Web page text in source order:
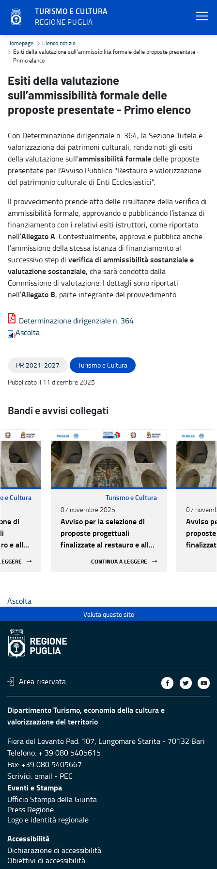
TURISMO E CULTURA
REGIONE PUGLIA
Esiti della valutazione sull’ammissibilità formale delle proposte
Homepage
Elenco notizie
Esiti della valutazione sull’ammissibilità formale delle proposte presentate -
Primo elenco
Esiti della valutazione
sull’ammissibilità formale delle
proposte presentate - Primo elenco
Con Determinazione dirigenziale n. 364, la Sezione Tutela e
valorizzazione dei patrimoni culturali, rende noti gli esiti
della valutazione sull’ammissibilità formaledelle proposte
presentate per l'Avviso Pubblico "Restauro e valorizzazione
del patrimonio culturale di Enti Ecclesiastici".
Il provvedimento prende atto delle risultanze della verifica di
ammissibilità formale, approvando e pubblicando l’istanza di
finanziamento con i relativi esiti istruttori, come riportato
nell’Allegato A. Contestualmente, approva e pubblica anche
l’ammissione della stessa istanza di finanziamento al
successivo step di verifica di ammissibilità sostanziale e
valutazione sostanziale, che sarà condotto dalla
Commissione di valutazione. I dettagli sono riportati
nell’Allegato B, parte integrante del provvedimento.
Determinazione dirigenziale n. 364
Ascolta
PR 2021-2027
Turismo e Cultura
Pubblicato il 11 dicembre 2025
Bandi e avvisi collegati
e Cultura
di
e alla
Turismo e Cultura
07 novembre 2025
Avviso per la selezione di
proposte progettuali
finalizzate al restauro e alla
CONTINUA A LEGGERE
07
Avviso
Ascolta
Valuta questo sito
Area riservata
Dipartimento Turismo, economia della cultura e
valorizzazione del territorio
Fiera del Levante Pad. 107, Lungomare Starita - 70132 Bari
Telefono: + 39 080 5405615
Fax: +39 080 5405667
Scrivici:email - PEC
Eventi e Stampa
Ufficio Stampa della Giunta
Press Regione
Logo e identità regionale
Accessibilità
Dichiarazione di accessibilità
Obiettivi di accessibilità